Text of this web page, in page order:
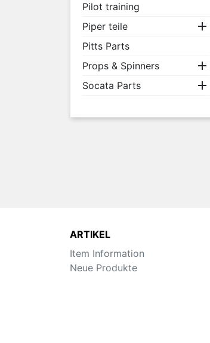
Pilot training
Piper teile

Pitts Parts
Props & Spinners

Socata Parts 
ARTIKEL
Item Information
Neue Produkte